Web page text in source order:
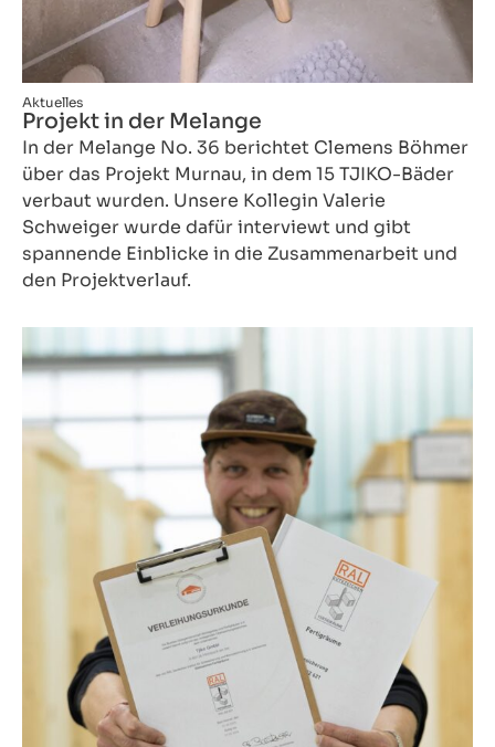
Aktuelles
Projekt in der Melange
In der Melange No. 36 berichtet Clemens Böhmer
über das Projekt Murnau, in dem 15 TJIKO-Bäder
verbaut wurden. Unsere Kollegin Valerie
Schweiger wurde dafür interviewt und gibt
spannende Einblicke in die Zusammenarbeit und
den Projektverlauf.